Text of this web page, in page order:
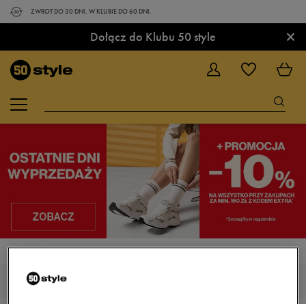
ZWROT DO 30 DNI. W KLUBIE DO 60 DNI.
Dołącz do Klubu 50 style ×
STRONA GŁÓWNA NIKE AIR MAX EXCEE